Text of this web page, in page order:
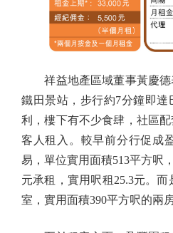
祥益地產區域董事黃慶德
鐵田景站，步行約7分鐘即
利，樓下有不少食肆，社區
客人租入。較早前分行促成
易，單位實用面積513平方呎
元承租，實用呎租25.3元。
室，實用面積390平方呎的兩